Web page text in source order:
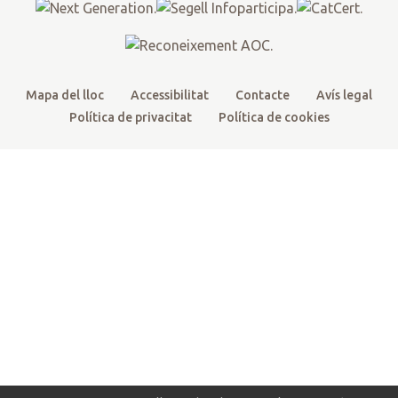
k
a
m
Mapa del lloc Accessibilitat Contacte
Avís legal
Política de privacitat
Política de cookies